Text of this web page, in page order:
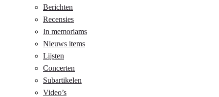
Berichten
Recensies
In memoriams
Nieuws items
Lijsten
Concerten
Subartikelen
Video’s